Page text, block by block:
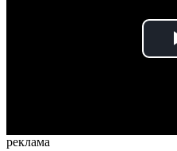
реклама